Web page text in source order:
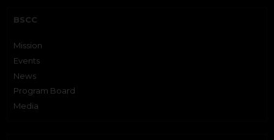
BSCC
Mission
Events
News
Program Board
Media